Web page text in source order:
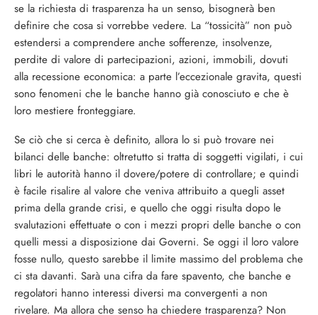
se la richiesta di trasparenza ha un senso, bisognerà ben
definire che cosa si vorrebbe vedere. La “tossicità” non può
estendersi a comprendere anche sofferenze, insolvenze,
perdite di valore di partecipazioni, azioni, immobili, dovuti
alla recessione economica: a parte l’eccezionale gravita, questi
sono fenomeni che le banche hanno già conosciuto e che è
loro mestiere fronteggiare.
Se ciò che si cerca è definito, allora lo si può trovare nei
bilanci delle banche: oltretutto si tratta di soggetti vigilati, i cui
libri le autorità hanno il dovere/potere di controllare; e quindi
è facile risalire al valore che veniva attribuito a quegli asset
prima della grande crisi, e quello che oggi risulta dopo le
svalutazioni effettuate o con i mezzi propri delle banche o con
quelli messi a disposizione dai Governi. Se oggi il loro valore
fosse nullo, questo sarebbe il limite massimo del problema che
ci sta davanti. Sarà una cifra da fare spavento, che banche e
regolatori hanno interessi diversi ma convergenti a non
rivelare. Ma allora che senso ha chiedere trasparenza? Non